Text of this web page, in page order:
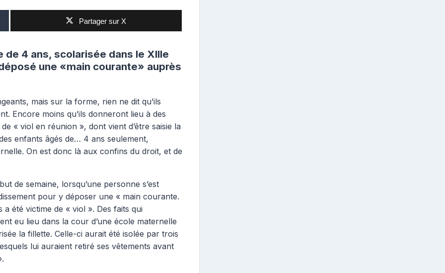
Partager sur X
de 4 ans, scolarisée dans le XIIIe
une «main courante» auprès
mais sur la forme, rien ne dit qu’ils
Encore moins qu’ils donneront lieu à des
« viol en réunion », dont vient d’être saisie la
enfants âgés de… 4 ans seulement,
On est donc là aux confins du droit, et de
de semaine, lorsqu’une personne s’est
pour y déposer une « main courante.
a été victime de « viol ». Des faits qui
eu lieu dans la cour d’une école maternelle
la fillette. Celle-ci aurait été isolée par trois
lui auraient retiré ses vêtements avant